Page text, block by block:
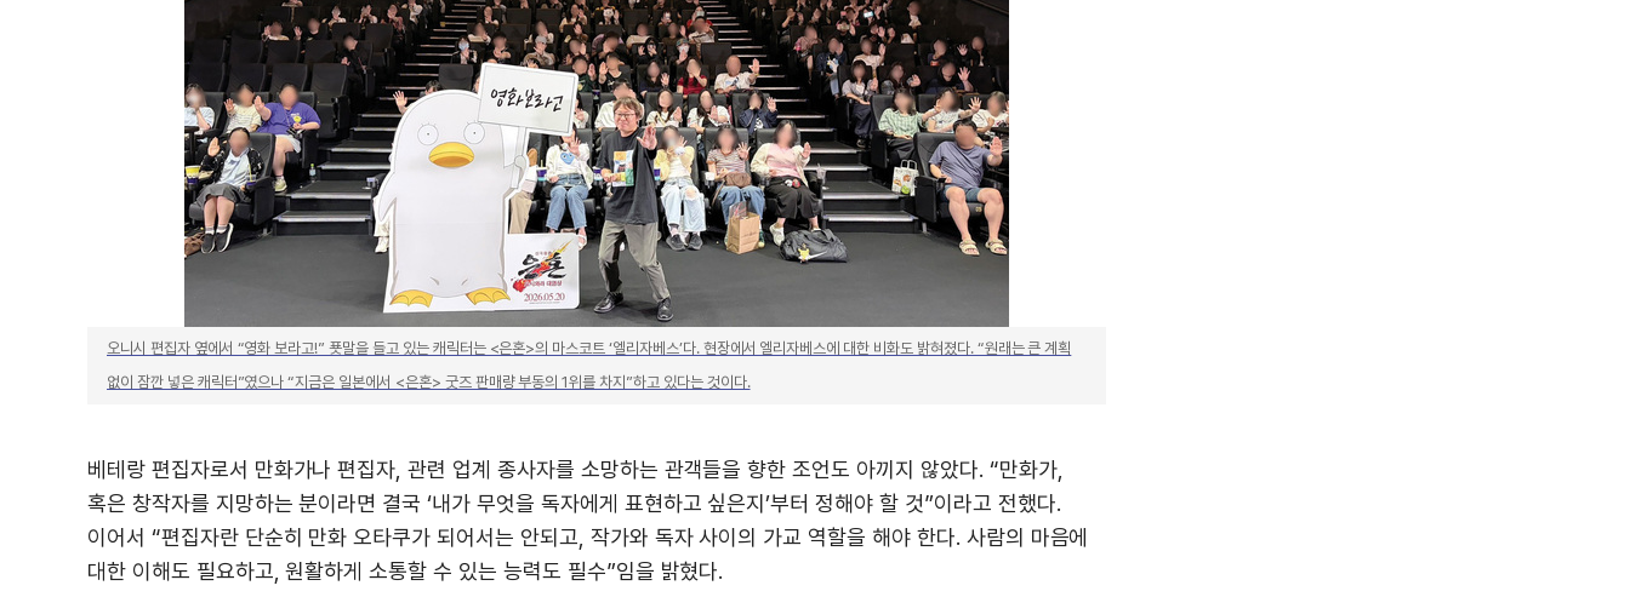
오니시 편집자 옆에서 “영화 보라고!” 푯말을 들고 있는 캐릭터는 <은혼>의 마스코트 ‘엘리자베스’다. 현장에서 엘리자베스에 대한 비화도 밝혀졌다. “원래는 큰 계획
없이 잠깐 넣은 캐릭터”였으나 “지금은 일본에서 <은혼> 굿즈 판매량 부동의 1위를 차지”하고 있다는 것이다.
베테랑 편집자로서 만화가나 편집자, 관련 업계 종사자를 소망하는 관객들을 향한 조언도 아끼지 않았다. “만화가,
혹은 창작자를 지망하는 분이라면 결국 ‘내가 무엇을 독자에게 표현하고 싶은지’부터 정해야 할 것”이라고 전했다.
이어서 “편집자란 단순히 만화 오타쿠가 되어서는 안되고, 작가와 독자 사이의 가교 역할을 해야 한다. 사람의 마음에
대한 이해도 필요하고, 원활하게 소통할 수 있는 능력도 필수”임을 밝혔다.